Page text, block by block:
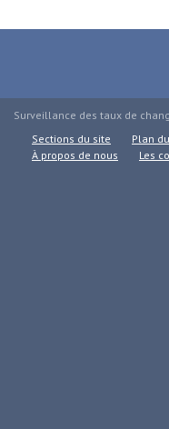
Surveillance des taux de
Sections du site
Plan
À propos de nous
Les